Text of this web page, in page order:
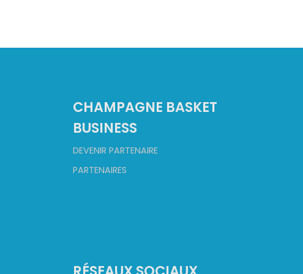
CHAMPAGNE BASKET
BUSINESS
DEVENIR PARTENAIRE
PARTENAIRES